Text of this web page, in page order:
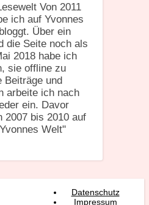
Von 2011
ich auf Yvonnes
Über ein
die Seite noch als
2018 habe ich
sie offline zu
Beiträge und
arbeite ich nach
ein. Davor
2007 bis 2010 auf
Welt"
Datenschutz
Impressum